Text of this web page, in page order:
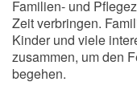
Familien- und
Zeit verbringen.
Kinder und viele
zusammen, um den
begehen.